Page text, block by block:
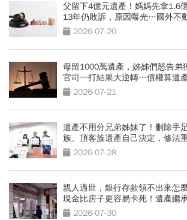
父留下4億元遺產！媽媽先拿1.6
13年仍敗訴，原因曝光…國外不
2026-07-20
母留1000萬遺產，姊姊們怒告弟
官司一打結果大逆轉…債權算遺
2026-07-21
遺產不用分兄弟姊妹了！刪除手
族、頂客族遺產自己決定，修法
2026-07-28
親人過世，銀行存款領不出來怎
現金比房子更容易卡死！遺產繼
2026-07-30